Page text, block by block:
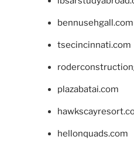
bennusehgall.com
tsecincinnati.com
plazabatai.com
hellonquads.com